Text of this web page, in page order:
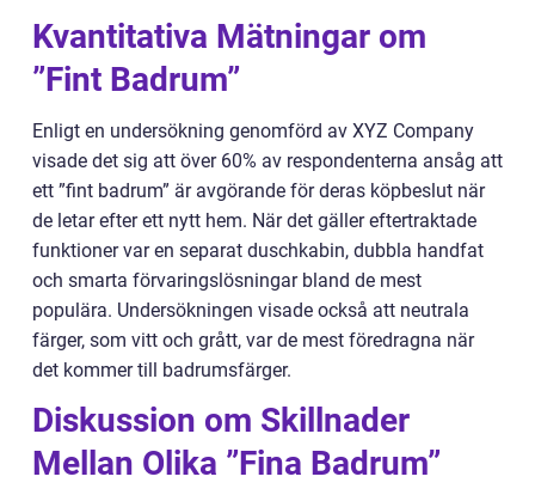
Kvantitativa Mätningar om
”Fint Badrum”
Enligt en undersökning genomförd av XYZ Company
visade det sig att över 60% av respondenterna ansåg att
ett ”fint badrum” är avgörande för deras köpbeslut när
de letar efter ett nytt hem. När det gäller eftertraktade
funktioner var en separat duschkabin, dubbla handfat
och smarta förvaringslösningar bland de mest
populära. Undersökningen visade också att neutrala
färger, som vitt och grått, var de mest föredragna när
det kommer till badrumsfärger.
Diskussion om Skillnader
Mellan Olika ”Fina Badrum”